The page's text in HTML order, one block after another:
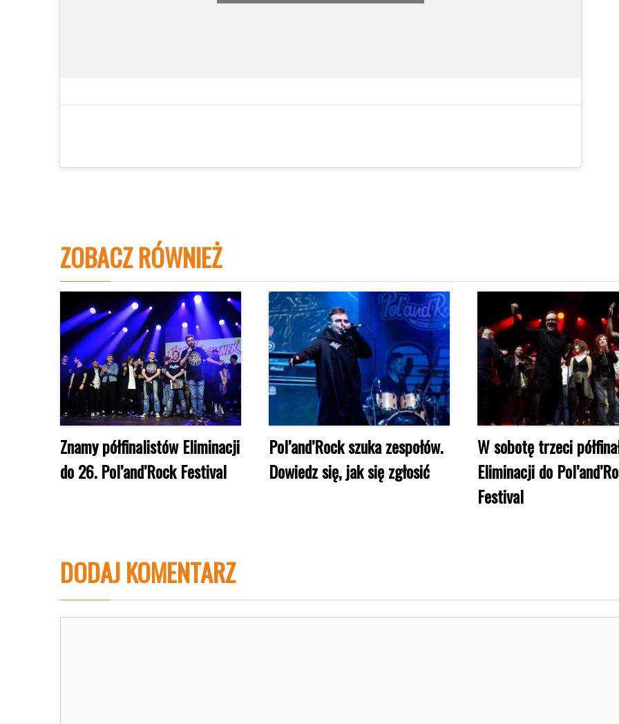
ZOBACZ RÓWNIEŻ
Znamy półfinalistów Eliminacji
do 26. Pol’and’Rock Festival
Pol’and’Rock szuka zespołów.
Dowiedz się, jak się zgłosić
W sobotę trzeci
Eliminacji do
Festival
DODAJ KOMENTARZ